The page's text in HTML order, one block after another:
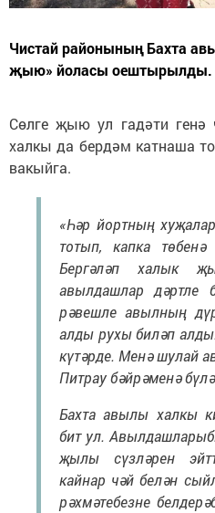
Чистай районының Бахта
җыю» йоласы оештырылды.
Сөлге җыю ул гадәти генә
халкы да бердәм катнаша
вакыйга.
«Һәр йортның
тотып, капка
Бергәләп халык
авылдашлар
рәвешле авылның
алды рухы биләп
күтәрде. Менә шулай
Питрау бәйрәменә
Бахта авылы халкы
бит ул.
җылы сүзләрен
кайнар чәй белән
рәхмәтебезне